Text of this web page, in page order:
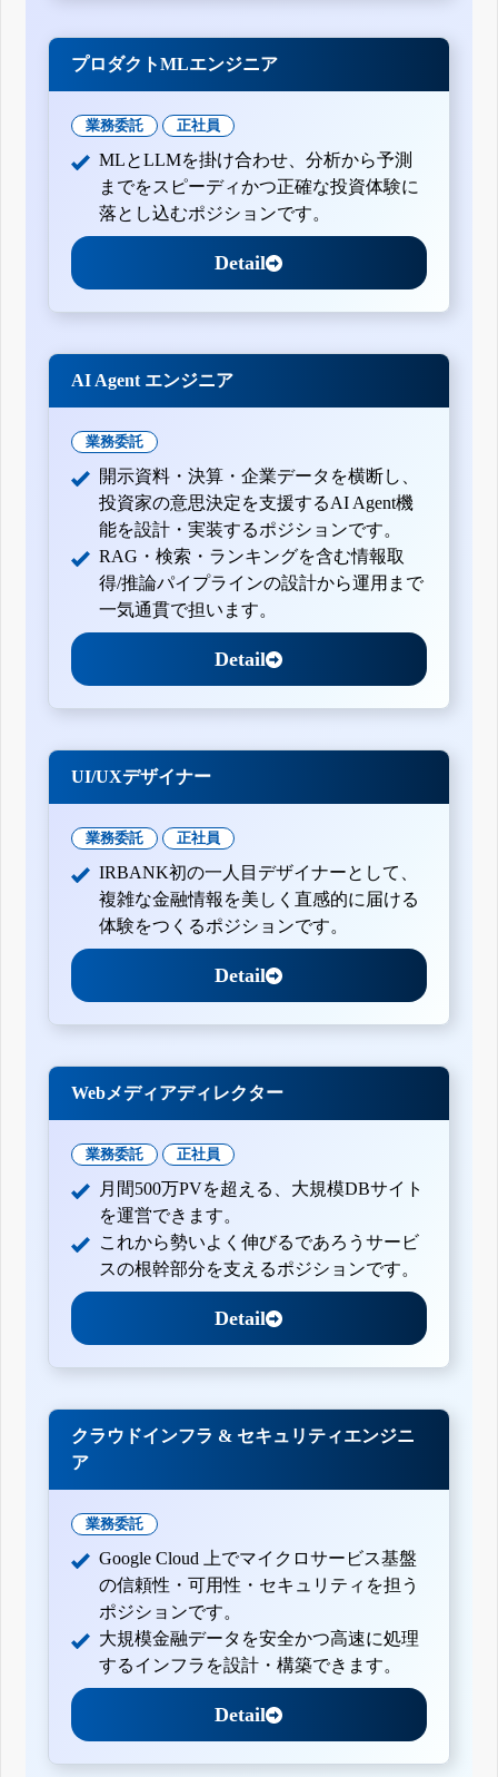
プロダクトMLエンジニア
業務委託 正社員
MLとLLMを掛け合わせ、分析から予測
までをスピーディかつ正確な投資体験に
落とし込むポジションです。
Detail
AI Agent エンジニア
業務委託
開示資料・決算・企業データを横断し、
投資家の意思決定を支援するAI Agent機
能を設計・実装するポジションです。
RAG・検索・ランキングを含む情報取
得/推論パイプラインの設計から運用まで
一気通貫で担います。
Detail
UI/UXデザイナー
業務委託 正社員
IRBANK初の一人目デザイナーとして、
複雑な金融情報を美しく直感的に届ける
体験をつくるポジションです。
Detail
Webメディアディレクター
業務委託 正社員
月間500万PVを超える、大規模DBサイト
を運営できます。
これから勢いよく伸びるであろうサービ
スの根幹部分を支えるポジションです。
Detail
クラウドインフラ & セキュリティエンジニ
ア
業務委託
Google Cloud 上でマイクロサービス基盤
の信頼性・可用性・セキュリティを担う
ポジションです。
大規模金融データを安全かつ高速に処理
するインフラを設計・構築できます。
Detail